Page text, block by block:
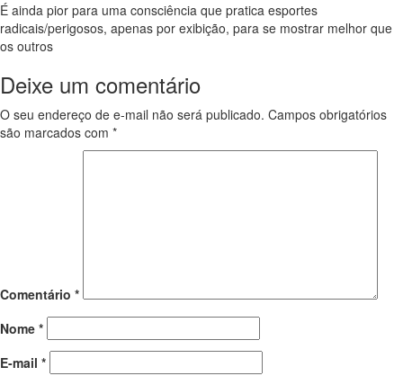
É ainda pior para uma consciência que pratica esportes
radicais/perigosos, apenas por exibição, para se mostrar melhor que
os outros
Deixe um comentário
O seu endereço de e-mail não será publicado. Campos obrigatórios
são marcados com *
Comentário *
Nome *
E-mail *